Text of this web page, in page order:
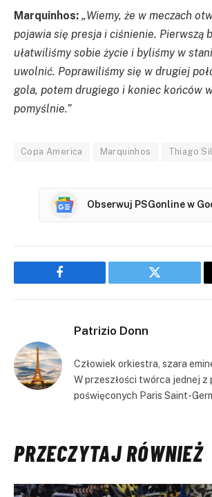
Marquinhos: „Wiemy, że w meczach
pojawia się presja i ciśnienie. Pierwszą
ułatwiliśmy sobie życie i byliśmy w
uwolnić. Poprawiliśmy się w drugiej
gola, potem drugiego i koniec końców
pomyślnie.”
Copa America Marquinhos Thiago
Obserwuj PSGonline w
Facebook Twitter
Patrizio Donn
Człowiek orkiestra, szara
W przeszłości twórca jednej z
poświęconych Paris Saint-
PRZECZYTAJ RÓWNIEŻ